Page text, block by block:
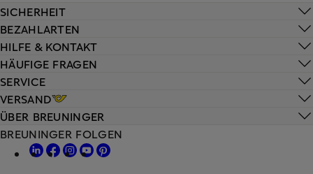
HILFE & KONTAKT
HÄUFIGE FRAGEN
SERVICE
VERSAND
SICHERHEIT
BEZAHLARTEN
ÜBER BREUNINGER
BREUNINGER FOLGEN